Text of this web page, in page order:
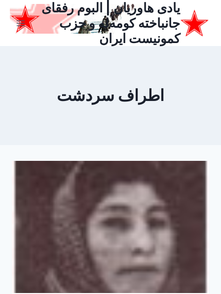
محتوا
یادی هاوریان | البوم رفقای
جانباخته کومه‌له و حزب
کمونیست ایران
اطراف سردشت